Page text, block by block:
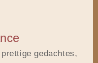
gedachtes,